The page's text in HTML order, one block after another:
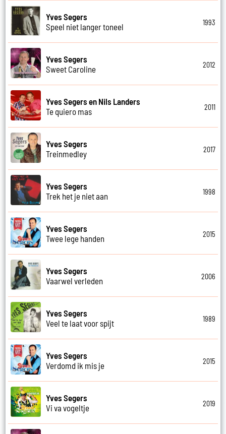
Yves Segers
Speel niet langer toneel
1993
Yves Segers
Sweet Caroline
2012
Yves Segers en Nils Landers
Te quiero mas
2011
Yves Segers
Treinmedley
2017
Yves Segers
Trek het je niet aan
1998
Yves Segers
Twee lege handen
2015
Yves Segers
Vaarwel verleden
2006
Yves Segers
Veel te laat voor spijt
1989
Yves Segers
Verdomd ik mis je
2015
Yves Segers
Vi va vogeltje
2019